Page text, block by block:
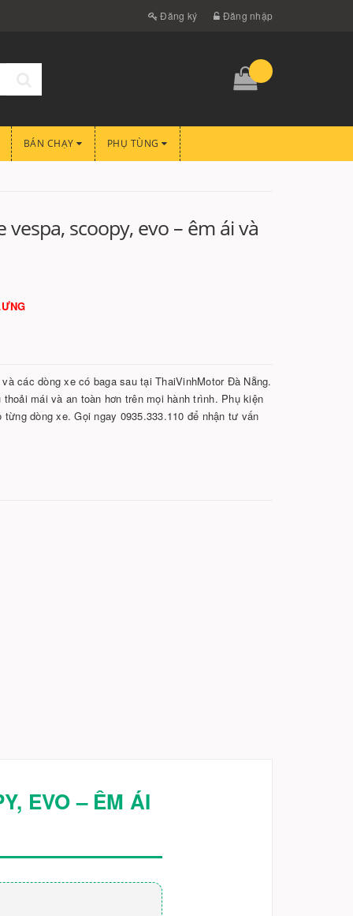
Đăng ký Đăng nhập
BÁN CHẠY PHỤ TÙNG
scoopy, evo – êm ái và
các dòng xe có baga sau tại ThaiVinhMotor Đà Nẵng.
mái và an toàn hơn trên mọi hành trình. Phụ kiện
dòng xe. Gọi ngay 0935.333.110 để nhận tư vấn
EVO – ÊM ÁI